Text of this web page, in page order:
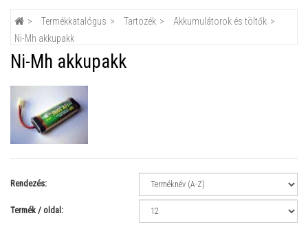
Termékkatalógus Tartozék
Akkumulátorok és töltők
Ni-Mh akkupakk
Ni-Mh akkupakk
Rendezés:
Termék / oldal: